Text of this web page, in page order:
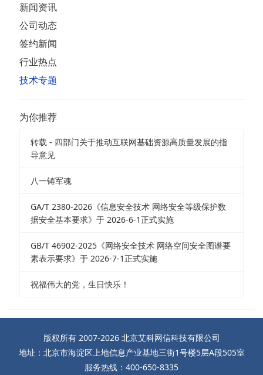
新闻资讯
公司动态
签约新闻
行业热点
技术专题
为你推荐
转载 - 四部门关于推动互联网基础资源高质量发展的指
导意见
八一铸军魂
GA/T 2380-2026《信息安全技术 网络安全等级保护数
据安全基本要求》于 2026-6-1正式实施
GB/T 46902-2025《网络安全技术 网络空间安全图谱要
素表示要求》于 2026-7-1正式实施
祝福伟大的党，生日快乐！
版权所有 2007-2026 北京艾科网信科技有限公司
地址：北京市海淀区上地信息产业基地三街1号楼5层A段505室
服务热线：400-650-8335